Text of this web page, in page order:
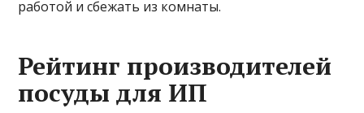
работой и сбежать из комнаты.
Рейтинг производителей
посуды для ИП